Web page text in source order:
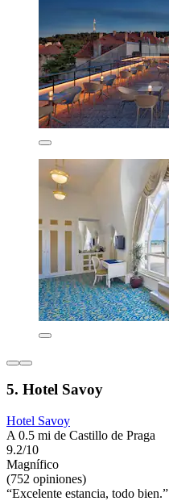
5. Hotel Savoy
Hotel Savoy
A 0.5 mi de Castillo de Praga
9.2/10
Magnífico
(752 opiniones)
“Excelente estancia, todo bien.”